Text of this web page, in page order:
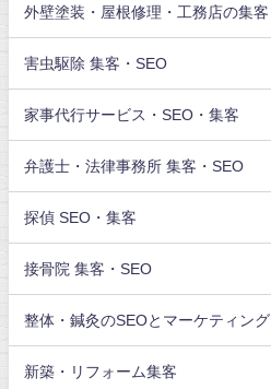
外壁塗装・屋根修理・工務店の集客
害虫駆除 集客・SEO
家事代行サービス・SEO・集客
弁護士・法律事務所 集客・SEO
探偵 SEO・集客
接骨院 集客・SEO
整体・鍼灸のSEOとマーケティング
新築・リフォーム集客